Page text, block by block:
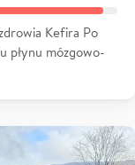
Kefira Po
płynu mózgowo-